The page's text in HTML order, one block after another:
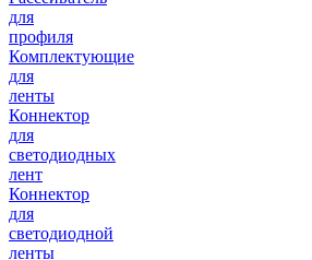
для
профиля
Комплектующие
для
ленты
Коннектор
для
светодиодных
лент
Коннектор
для
светодиодной
ленты